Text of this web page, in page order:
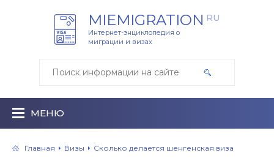
MIEMIGRATION RU
Интернет-энциклопедия о
миграции и визах
МЕНЮ
Главная Визы Сколько делается шенгенская виза